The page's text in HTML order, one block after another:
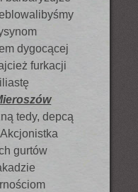
dygocącej
furkacji
tedy, depcą
gurtów